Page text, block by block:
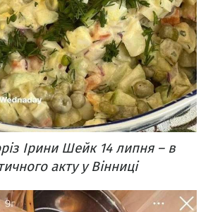
Ірини Шейк 14 липня – в
акту у Вінниці